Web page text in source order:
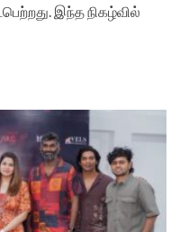
இந்த நிகழ்வில்